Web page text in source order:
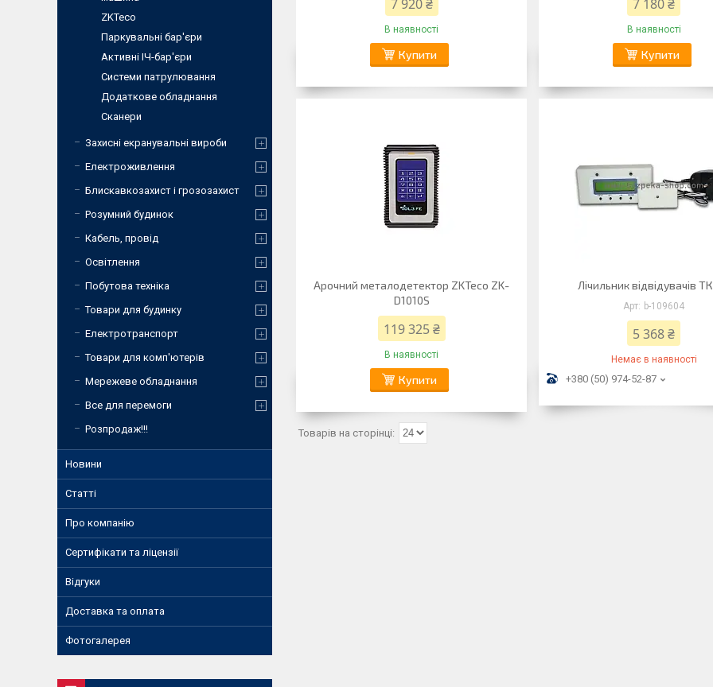
7 920 ₴
В наявності
Купити
7 180 ₴
В наявності
Купити
Арочний металодетектор ZKTeco ZK-
D1010S
119 325 ₴
В наявності
Купити
Лічильник відвідувачів
b-109604
5 368 ₴
Немає в наявності
+380 (50) 974-52-87
ZKTeco
Паркувальні бар'єри
Активні ІЧ-бар'єри
Системи патрулювання
Додаткове обладнання
Сканери
Захисні екранувальні вироби
Електроживлення
Блискавкозахист і грозозахист
Розумний будинок
Кабель, провід
Освітлення
Побутова техніка
Товари для будинку
Електротранспорт
Товари для комп'ютерів
Мережеве обладнання
Все для перемоги
Розпродаж!!!
Новини
Статті
Про компанію
Сертифікати та ліцензії
Відгуки
Доставка та оплата
Фотогалерея